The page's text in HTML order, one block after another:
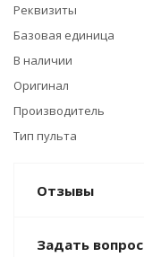
Реквизиты
Базовая единица
В наличии
Оригинал
Производитель
Тип пульта
Отзывы
Задать вопрос